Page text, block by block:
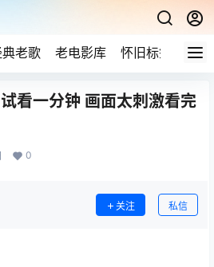
老歌 老电影库 怀旧标签 网
看一分钟 画面太刺激看完
0
关注 私信